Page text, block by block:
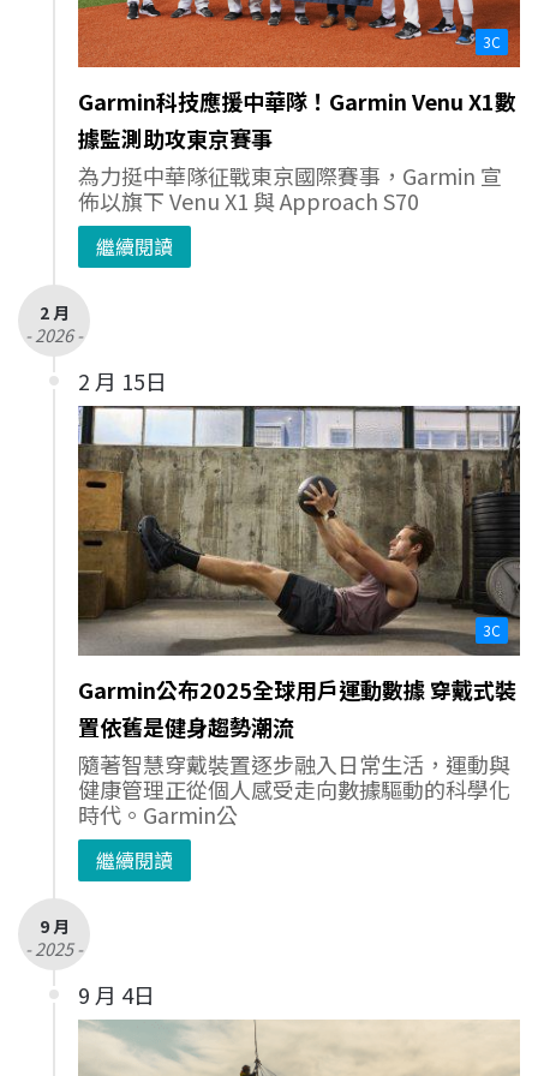
3C
Garmin科技應援中華隊！Garmin Venu X1數
據監測助攻東京賽事
為力挺中華隊征戰東京國際賽事，Garmin 宣
佈以旗下 Venu X1 與 Approach S70
繼續閱讀
2 月
- 2026 -
2 月 15日
3C
Garmin公布2025全球用戶運動數據 穿戴式裝
置依舊是健身趨勢潮流
隨著智慧穿戴裝置逐步融入日常生活，運動與
健康管理正從個人感受走向數據驅動的科學化
時代。Garmin公
繼續閱讀
9 月
- 2025 -
9 月 4日